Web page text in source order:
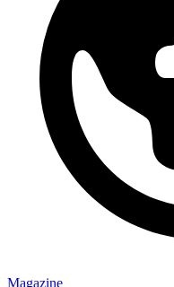
Magazine